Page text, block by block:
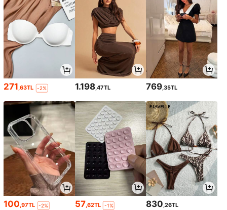
271,63TL -2% 1.198,47TL 769,35TL
100,97TL -2% 57,62TL -1% 830,26TL